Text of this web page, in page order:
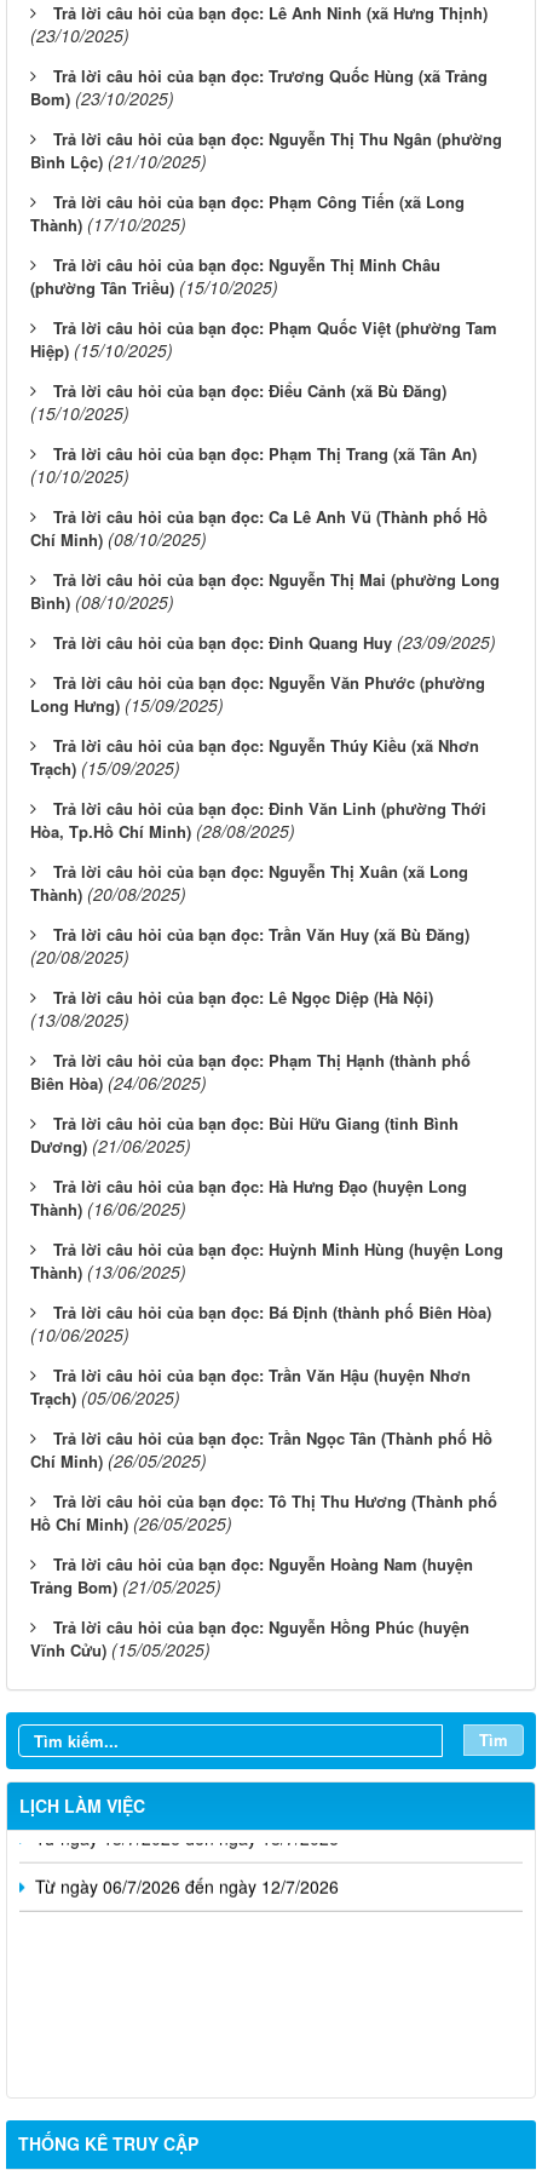
Trả lời câu hỏi của bạn đọc: Lê Anh Ninh (xã Hưng Thịnh)
(23/10/2025)
Trả lời câu hỏi của bạn đọc: Trương Quốc Hùng (xã Trảng
Bom) (23/10/2025)
Trả lời câu hỏi của bạn đọc: Nguyễn Thị Thu Ngân (phường
Bình Lộc) (21/10/2025)
Trả lời câu hỏi của bạn đọc: Phạm Công Tiến (xã Long
Thành) (17/10/2025)
Trả lời câu hỏi của bạn đọc: Nguyễn Thị Minh Châu
(phường Tân Triều) (15/10/2025)
Trả lời câu hỏi của bạn đọc: Phạm Quốc Việt (phường Tam
Hiệp) (15/10/2025)
Trả lời câu hỏi của bạn đọc: Điểu Cảnh (xã Bù Đăng)
(15/10/2025)
Trả lời câu hỏi của bạn đọc: Phạm Thị Trang (xã Tân An)
(10/10/2025)
Trả lời câu hỏi của bạn đọc: Ca Lê Anh Vũ (Thành phố Hồ
Chí Minh) (08/10/2025)
Trả lời câu hỏi của bạn đọc: Nguyễn Thị Mai (phường Long
Bình) (08/10/2025)
Trả lời câu hỏi của bạn đọc: Đinh Quang Huy (23/09/2025)
Trả lời câu hỏi của bạn đọc: Nguyễn Văn Phước (phường
Long Hưng) (15/09/2025)
Trả lời câu hỏi của bạn đọc: Nguyễn Thúy Kiều (xã Nhơn
Trạch) (15/09/2025)
Trả lời câu hỏi của bạn đọc: Đinh Văn Linh (phường Thới
Hòa, Tp.Hồ Chí Minh) (28/08/2025)
Trả lời câu hỏi của bạn đọc: Nguyễn Thị Xuân (xã Long
Thành) (20/08/2025)
Trả lời câu hỏi của bạn đọc: Trần Văn Huy (xã Bù Đăng)
(20/08/2025)
Trả lời câu hỏi của bạn đọc: Lê Ngọc Diệp (Hà Nội)
(13/08/2025)
Trả lời câu hỏi của bạn đọc: Phạm Thị Hạnh (thành phố
Biên Hòa) (24/06/2025)
Trả lời câu hỏi của bạn đọc: Bùi Hữu Giang (tỉnh Bình
Dương) (21/06/2025)
Trả lời câu hỏi của bạn đọc: Hà Hưng Đạo (huyện Long
Thành) (16/06/2025)
Trả lời câu hỏi của bạn đọc: Huỳnh Minh Hùng (huyện Long
Thành) (13/06/2025)
Trả lời câu hỏi của bạn đọc: Bá Định (thành phố Biên Hòa)
(10/06/2025)
Trả lời câu hỏi của bạn đọc: Trần Văn Hậu (huyện Nhơn
Trạch) (05/06/2025)
Trả lời câu hỏi của bạn đọc: Trần Ngọc Tân (Thành phố Hồ
Chí Minh) (26/05/2025)
Trả lời câu hỏi của bạn đọc: Tô Thị Thu Hương (Thành phố
Hồ Chí Minh) (26/05/2025)
Trả lời câu hỏi của bạn đọc: Nguyễn Hoàng Nam (huyện
Trảng Bom) (21/05/2025)
Trả lời câu hỏi của bạn đọc: Nguyễn Hồng Phúc (huyện
Vĩnh Cửu) (15/05/2025)
Tìm
LỊCH LÀM VIỆC
Từ ngày 27/7/2026 đến ngày 02/8/2026
Từ ngày 20/7/2026 đến ngày 26/7/2026
Từ ngày 13/7/2026 đến ngày 18/7/2026
Từ ngày 06/7/2026 đến ngày 12/7/2026
THỐNG KÊ TRUY CẬP